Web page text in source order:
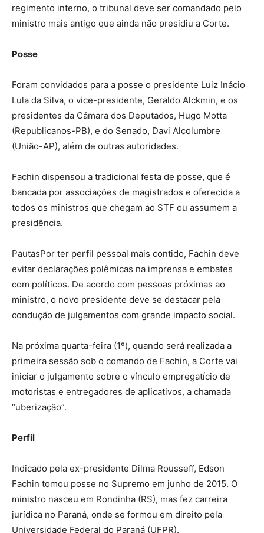
regimento interno, o tribunal deve ser comandado pelo
ministro mais antigo que ainda não presidiu a Corte.
Posse
Foram convidados para a posse o presidente Luiz Inácio
Lula da Silva, o vice-presidente, Geraldo Alckmin, e os
presidentes da Câmara dos Deputados, Hugo Motta
(Republicanos-PB), e do Senado, Davi Alcolumbre
(União-AP), além de outras autoridades.
Fachin dispensou a tradicional festa de posse, que é
bancada por associações de magistrados e oferecida a
todos os ministros que chegam ao STF ou assumem a
presidência.
PautasPor ter perfil pessoal mais contido, Fachin deve
evitar declarações polêmicas na imprensa e embates
com políticos. De acordo com pessoas próximas ao
ministro, o novo presidente deve se destacar pela
condução de julgamentos com grande impacto social.
Na próxima quarta-feira (1º), quando será realizada a
primeira sessão sob o comando de Fachin, a Corte vai
iniciar o julgamento sobre o vínculo empregatício de
motoristas e entregadores de aplicativos, a chamada
“uberização”.
Perfil
Indicado pela ex-presidente Dilma Rousseff, Edson
Fachin tomou posse no Supremo em junho de 2015. O
ministro nasceu em Rondinha (RS), mas fez carreira
jurídica no Paraná, onde se formou em direito pela
Universidade Federal do Paraná (UFPR).